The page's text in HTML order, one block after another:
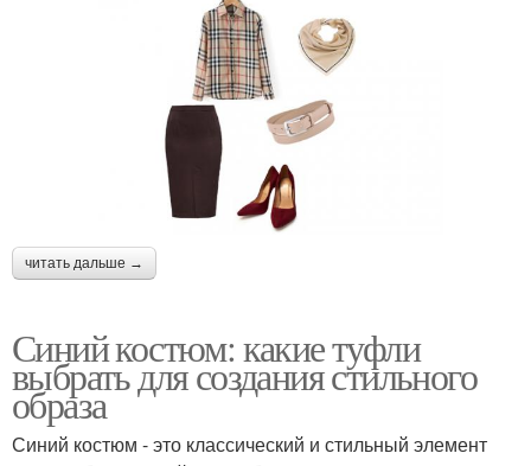
читать дальше →
Синий костюм: какие туфли
выбрать для создания стильного
образа
Синий костюм - это классический и стильный элемент